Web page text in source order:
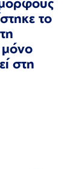
το
μόνο
στη